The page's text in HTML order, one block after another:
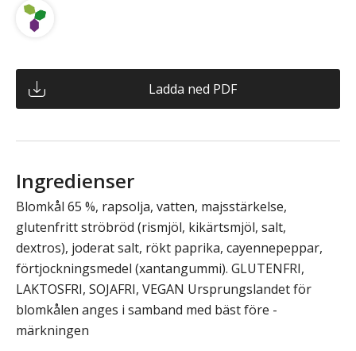
Ladda ned PDF
Ingredienser
Blomkål 65 %, rapsolja, vatten, majsstärkelse,
glutenfritt ströbröd (rismjöl, kikärtsmjöl, salt,
dextros), joderat salt, rökt paprika, cayennepeppar,
förtjockningsmedel (xantangummi). GLUTENFRI,
LAKTOSFRI, SOJAFRI, VEGAN Ursprungslandet för
blomkålen anges i samband med bäst före -
märkningen